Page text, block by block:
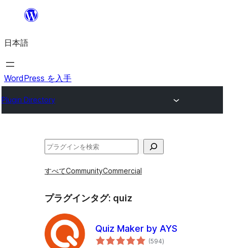
を
ス
キ
プ
日本語
WordPress を入手
Plugin Directory
検
すべてCommunityCommercial
プラグインタグ: quiz
Quiz Maker by AYS
(594個
の)